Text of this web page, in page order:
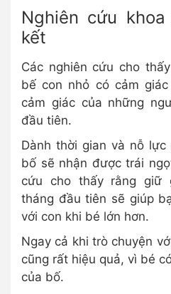
Nghiên cứu
kết
Các nghiên cứu cho
bế con nhỏ có cảm
cảm giác của những
đầu tiên.
Dành thời gian và nỗ
bố sẽ nhận được trái
cứu cho thấy rằng giữ
tháng đầu tiên sẽ giúp
với con khi bé lớn hơn.
Ngay cả khi trò chuyện
cũng rất hiệu quả, vì bé
của bố.